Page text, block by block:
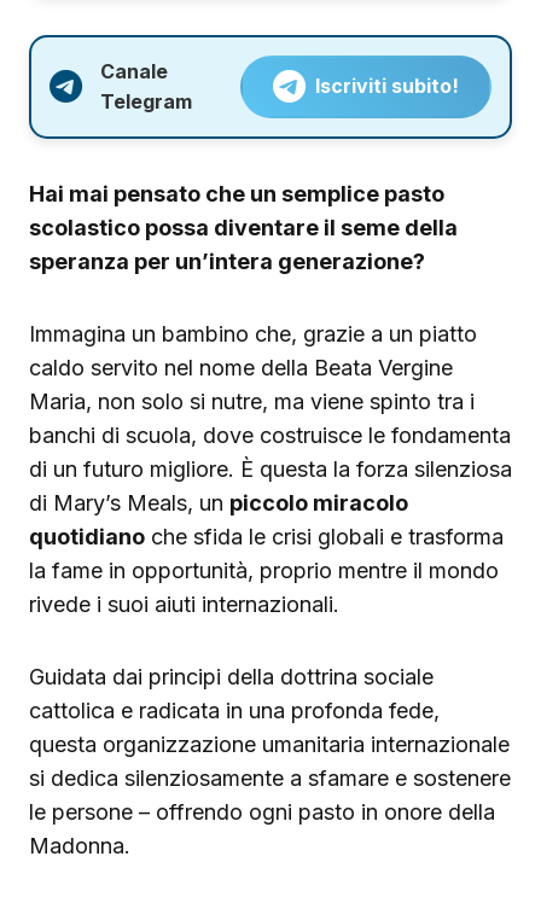
Canale
Telegram
Iscriviti subito!
Hai mai pensato che un semplice pasto
scolastico possa diventare il seme della
speranza per un’intera generazione?
Immagina un bambino che, grazie a un piatto
caldo servito nel nome della Beata Vergine
Maria, non solo si nutre, ma viene spinto tra i
banchi di scuola, dove costruisce le fondamenta
di un futuro migliore. È questa la forza silenziosa
di Mary’s Meals, un piccolo miracolo
quotidiano che sfida le crisi globali e trasforma
la fame in opportunità, proprio mentre il mondo
rivede i suoi aiuti internazionali.
Guidata dai principi della dottrina sociale
cattolica e radicata in una profonda fede,
questa organizzazione umanitaria internazionale
si dedica silenziosamente a sfamare e sostenere
le persone – offrendo ogni pasto in onore della
Madonna.